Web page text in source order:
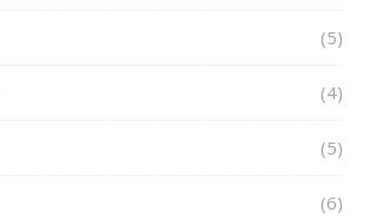
(5)
(4)
(5)
(6)